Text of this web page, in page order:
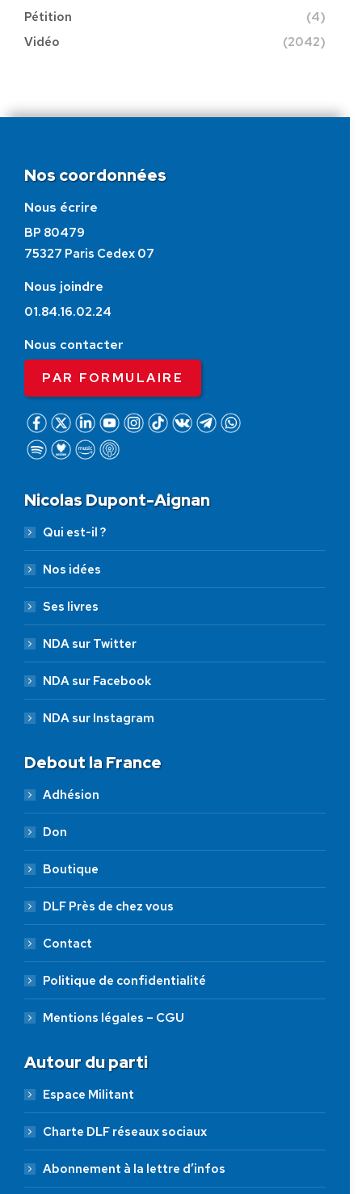
Pétition
(4)
Vidéo
(2042)
Nos coordonnées
Nous écrire
BP 80479
75327 Paris Cedex 07
Nous joindre
01.84.16.02.24
Nous contacter
PAR FORMULAIRE
Nicolas Dupont-Aignan
Qui est-il ?
Nos idées
Ses livres
NDA sur Twitter
NDA sur Facebook
NDA sur Instagram
Debout la France
Adhésion
Don
Boutique
DLF Près de chez vous
Contact
Politique de confidentialité
Mentions légales – CGU
Autour du parti
Espace Militant
Charte DLF réseaux sociaux
Abonnement à la lettre d’infos